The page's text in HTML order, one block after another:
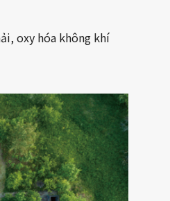
oxy hóa không khí